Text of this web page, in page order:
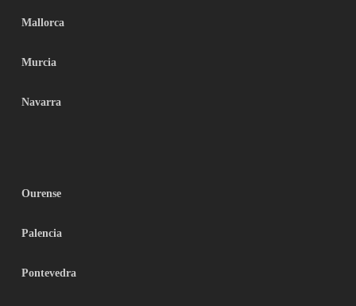
Mallorca
Murcia
Navarra
Ourense
Palencia
Pontevedra